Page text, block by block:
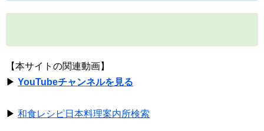
【本サイトの関連動画】
▶ YouTubeチャンネルを見る
▶ 和食レシピ日本料理案内所検索